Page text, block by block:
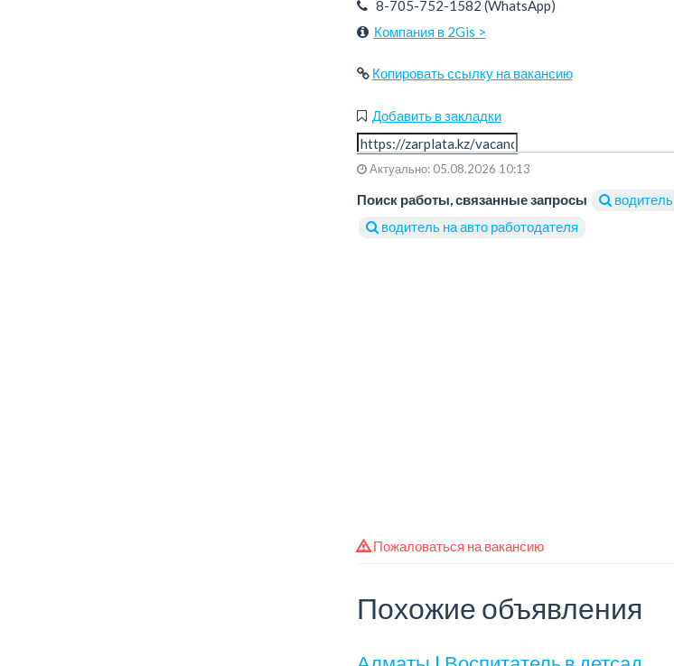
8-705-752-1582 (WhatsApp)
Компания в 2Gis >
Копировать ссылку на вакансию
Добавить в закладки
Актуально: 05.08.2026 10:13
Поиск работы, связанные запросы
водитель
водитель на авто работодателя
Пожаловаться на вакансию
Похожие объявления